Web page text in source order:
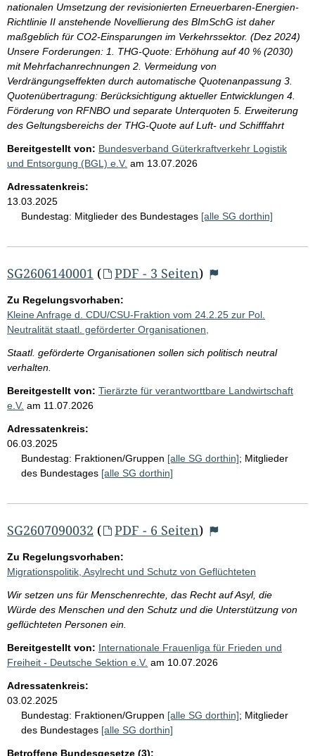
nationalen Umsetzung der revisionierten Erneuerbaren-Energien-
Richtlinie II anstehende Novellierung des BImSchG ist daher
maßgeblich für CO2-Einsparungen im Verkehrssektor. (Dez 2024)
Unsere Forderungen: 1. THG-Quote: Erhöhung auf 40 % (2030)
mit Mehrfachanrechnungen 2. Vermeidung von
Verdrängungseffekten durch automatische Quotenanpassung 3.
Quotenübertragung: Berücksichtigung aktueller Entwicklungen 4.
Förderung von RFNBO und separate Unterquoten 5. Erweiterung
des Geltungsbereichs der THG-Quote auf Luft- und Schifffahrt
Bereitgestellt von: Bundesverband Güterkraftverkehr Logistik
und Entsorgung (BGL) e.V. am 13.07.2026
Adressatenkreis:
13.03.2025
Bundestag: Mitglieder des Bundestages [alle SG dorthin]
SG2606140001 ( PDF - 3 Seiten)
Zu Regelungsvorhaben:
Kleine Anfrage d. CDU/CSU-Fraktion vom 24.2.25 zur Pol.
Neutralität staatl. geförderter Organisationen,
Staatl. geförderte Organisationen sollen sich politisch neutral
verhalten.
Bereitgestellt von: Tierärzte für verantworttbare Landwirtschaft
e.V. am 11.07.2026
Adressatenkreis:
06.03.2025
Bundestag: Fraktionen/Gruppen [alle SG dorthin]; Mitglieder
des Bundestages [alle SG dorthin]
SG2607090032 ( PDF - 6 Seiten)
Zu Regelungsvorhaben:
Migrationspolitik, Asylrecht und Schutz von Geflüchteten
Wir setzen uns für Menschenrechte, das Recht auf Asyl, die
Würde des Menschen und den Schutz und die Unterstützung von
geflüchteten Personen ein.
Bereitgestellt von: Internationale Frauenliga für Frieden und
Freiheit - Deutsche Sektion e.V. am 10.07.2026
Adressatenkreis:
03.02.2025
Bundestag: Fraktionen/Gruppen [alle SG dorthin]; Mitglieder
des Bundestages [alle SG dorthin]
Betroffene Bundesgesetze (3):